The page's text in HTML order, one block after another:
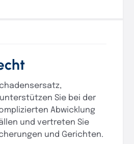
Sie bei der
Abwicklung
und vertreten Sie
und Gerichten.